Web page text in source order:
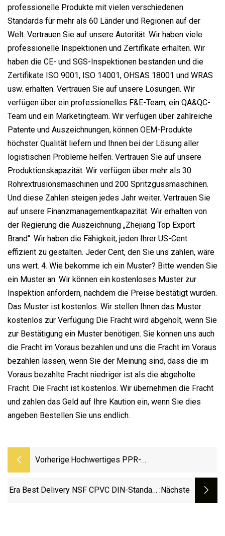
professionelle Produkte mit vielen verschiedenen
Standards für mehr als 60 Länder und Regionen auf der
Welt. Vertrauen Sie auf unsere Autorität. Wir haben viele
professionelle Inspektionen und Zertifikate erhalten. Wir
haben die CE- und SGS-Inspektionen bestanden und die
Zertifikate ISO 9001, ISO 14001, OHSAS 18001 und WRAS
usw. erhalten. Vertrauen Sie auf unsere Lösungen. Wir
verfügen über ein professionelles F&E-Team, ein QA&QC-
Team und ein Marketingteam. Wir verfügen über zahlreiche
Patente und Auszeichnungen, können OEM-Produkte
höchster Qualität liefern und Ihnen bei der Lösung aller
logistischen Probleme helfen. Vertrauen Sie auf unsere
Produktionskapazität. Wir verfügen über mehr als 30
Rohrextrusionsmaschinen und 200 Spritzgussmaschinen.
Und diese Zahlen steigen jedes Jahr weiter. Vertrauen Sie
auf unsere Finanzmanagementkapazität. Wir erhalten von
der Regierung die Auszeichnung „Zhejiang Top Export
Brand“. Wir haben die Fähigkeit, jeden Ihrer US-Cent
effizient zu gestalten. Jeder Cent, den Sie uns zahlen, wäre
uns wert. 4. Wie bekomme ich ein Muster? Bitte wenden Sie
ein Muster an. Wir können ein kostenloses Muster zur
Inspektion anfordern, nachdem die Preise bestätigt wurden.
Das Muster ist kostenlos. Wir stellen Ihnen das Muster
kostenlos zur Verfügung Die Fracht wird abgeholt, wenn Sie
zur Bestätigung ein Muster benötigen. Sie können uns auch
die Fracht im Voraus bezahlen und uns die Fracht im Voraus
bezahlen lassen, wenn Sie der Meinung sind, dass die im
Voraus bezahlte Fracht niedriger ist als die abgeholte
Fracht. Die Fracht ist kostenlos. Wir übernehmen die Fracht
und zahlen das Geld auf Ihre Kaution ein, wenn Sie dies
angeben Bestellen Sie uns endlich.
Vorherige: Hochwertiges PPR-
Heißwasserrohr Pn16 20–110 Mm
Era Best Delivery NSF CPVC DIN-Standard :nächste